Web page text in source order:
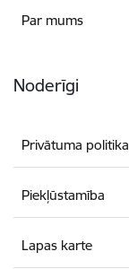
Par mums
Noderīgi
Privātuma politika
Piekļūstamība
Lapas karte